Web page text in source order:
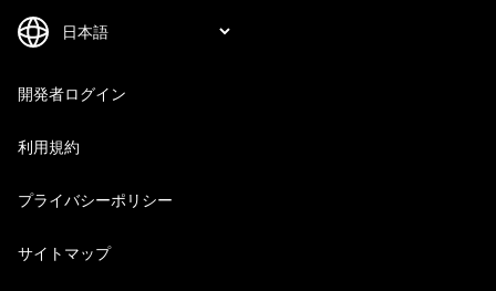
開発者ログイン
利用規約
プライバシーポリシー
サイトマップ